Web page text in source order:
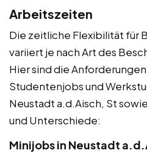
Arbeitszeiten
Die zeitliche Flexibilität für
variiert je nach Art des
Hier sind die
Studentenjobs und
Neustadt a.d.Aisch, St
und Unterschiede:
Minijobs in Neustadt